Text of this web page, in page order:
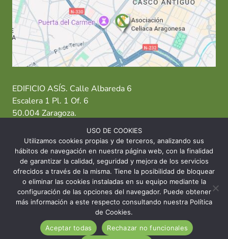
EDIFICIO ASÍS. Calle Albareda 6
Escalera 1 Pl. 1 Of. 6
50.004 Zaragoza.
T: 976 484 949 M: 635 638 563
Sede Zaragoza·Sede Huesca· Sede Teruel
© 2026 Asociación Celíaca Aragonesa
INICIO CONTACTO AVISO LEGAL
USO DE COOKIES
Utilizamos cookies propias y de terceros, analizando sus
hábitos de navegación en nuestra página web, con la finalidad
de garantizar la calidad, seguridad y mejora de los servicios
ofrecidos a través de la misma. Tiene la posibilidad de bloquear
o eliminar las cookies instaladas en su equipo mediante la
configuración de las opciones del navegador. Puede obtener
más información a este respecto consultando nuestra Política
de Cookies.
Aceptar todas
Rechazar no funcionales